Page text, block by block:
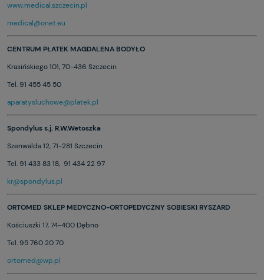
www.medical.szczecin.pl
medical@onet.eu
CENTRUM PŁATEK MAGDALENA BODYŁO
Krasińskiego 101, 70-436 Szczecin
Tel. 91 455 45 50
aparatysluchowe@platek.pl
Spondylus s.j. R.W.Wetoszka
Szenwalda 12, 71-281 Szczecin
Tel. 91 433 83 18, 91 434 22 97
kr@spondylus.pl
ORTOMED SKLEP MEDYCZNO-ORTOPEDYCZNY SOBIESKI RYSZARD
Kościuszki 17, 74-400 Dębno
Tel. 95 760 20 70
ortomed@wp.pl